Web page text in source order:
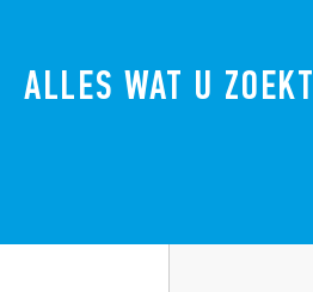
ALLES WAT U ZOEKT